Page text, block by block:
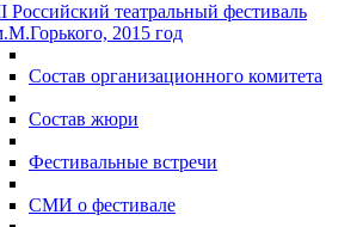
Российский театральный фестиваль
2015 год
Состав организационного комитета
Состав жюри
Фестивальные встречи
СМИ о фестивале